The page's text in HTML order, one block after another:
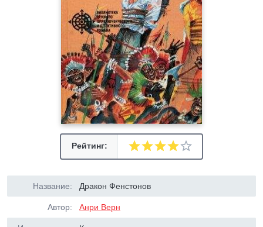
Рейтинг:
Название: Дракон Фенстонов
Автор: Анри Верн